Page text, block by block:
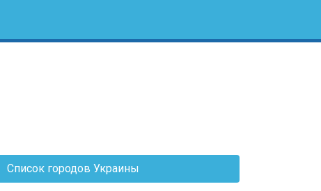
Список городов Украины